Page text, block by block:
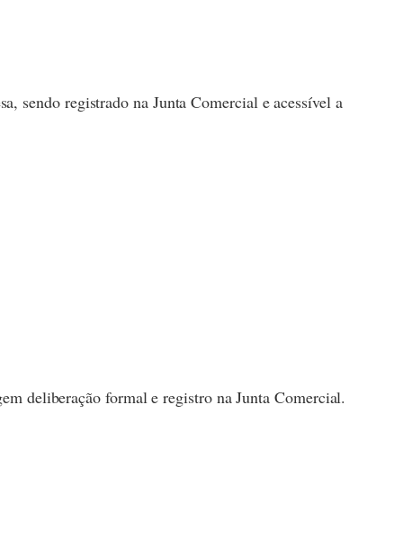
sendo registrado na Junta Comercial e acessível a
deliberação formal e registro na Junta Comercial.